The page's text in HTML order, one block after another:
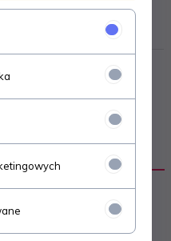
PP o grubości 180µm
brzegu